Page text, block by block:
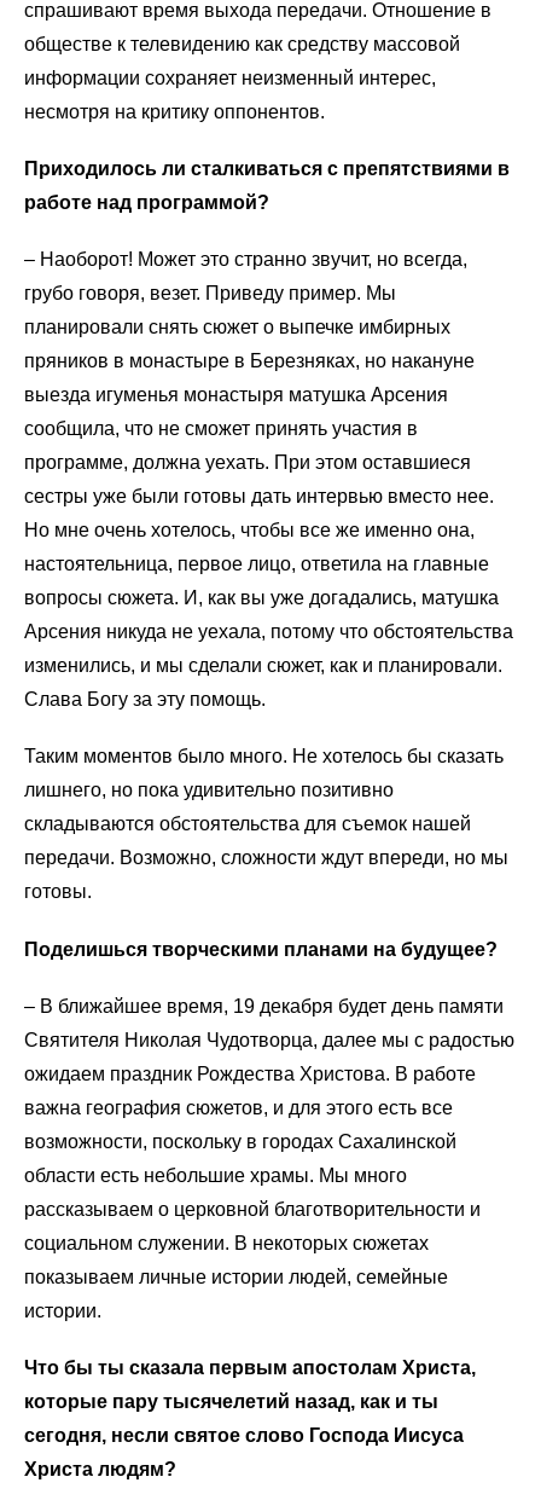
спрашивают время выхода передачи. Отношение в
обществе к телевидению как средству массовой
информации сохраняет неизменный интерес,
несмотря на критику оппонентов.
Приходилось ли сталкиваться с препятствиями в
работе над программой?
– Наоборот! Может это странно звучит, но всегда,
грубо говоря, везет. Приведу пример. Мы
планировали снять сюжет о выпечке имбирных
пряников в монастыре в Березняках, но накануне
выезда игуменья монастыря матушка Арсения
сообщила, что не сможет принять участия в
программе, должна уехать. При этом оставшиеся
сестры уже были готовы дать интервью вместо нее.
Но мне очень хотелось, чтобы все же именно она,
настоятельница, первое лицо, ответила на главные
вопросы сюжета. И, как вы уже догадались, матушка
Арсения никуда не уехала, потому что обстоятельства
изменились, и мы сделали сюжет, как и планировали.
Слава Богу за эту помощь.
Таким моментов было много. Не хотелось бы сказать
лишнего, но пока удивительно позитивно
складываются обстоятельства для съемок нашей
передачи. Возможно, сложности ждут впереди, но мы
готовы.
Поделишься творческими планами на будущее?
– В ближайшее время, 19 декабря будет день памяти
Святителя Николая Чудотворца, далее мы с радостью
ожидаем праздник Рождества Христова. В работе
важна география сюжетов, и для этого есть все
возможности, поскольку в городах Сахалинской
области есть небольшие храмы. Мы много
рассказываем о церковной благотворительности и
социальном служении. В некоторых сюжетах
показываем личные истории людей, семейные
истории.
Что бы ты сказала первым апостолам Христа,
которые пару тысячелетий назад, как и ты
сегодня, несли святое слово Господа Иисуса
Христа людям?